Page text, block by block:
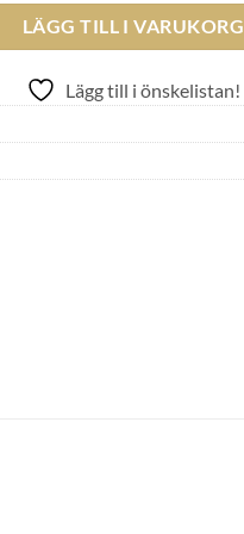
LÄGG TILL I VARUKORG
Lägg till i önskelistan!